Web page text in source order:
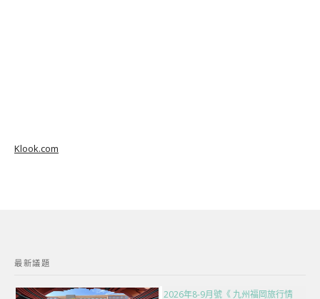
Klook.com
最新議題
2026年8-9月號《 九州福岡旅行情